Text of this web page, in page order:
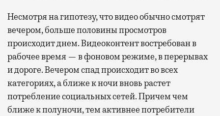
Несмотря на гипотезу, что видео обычно смотрят
вечером, больше половины просмотров
происходит днем. Видеоконтент востребован в
рабочее время — в фоновом режиме, в перерывах
и дороге. Вечером спад происходит во всех
категориях, а ближе к ночи вновь растет
потребление социальных сетей. Причем чем
ближе к полуночи, тем активнее потребители